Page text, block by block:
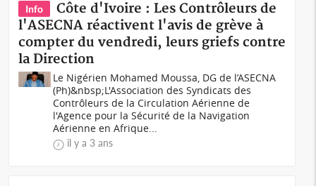
Info
Côte d'Ivoire : Les Contrôleurs de
l'ASECNA réactivent l'avis de grève à
compter du vendredi, leurs griefs contre
la Direction
Le Nigérien Mohamed Moussa, DG de l’ASECNA
(Ph)&nbsp;L'Association des Syndicats des
Contrôleurs de la Circulation Aérienne de
l'Agence pour la Sécurité de la Navigation
Aérienne en Afrique...
il y a 3 ans